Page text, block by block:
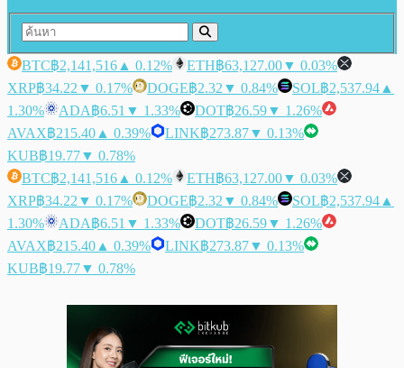
BTC฿2,141,516 ▲ 0.12% ETH฿63,127.00▼ 0.03%
XRP฿34.22 ▼ 0.17% DOGE฿2.32 ▼ 0.84% SOL฿2,537.94 ▲
1.30%
ADA฿6.51 ▼ 1.33% DOT฿26.59▼ 1.26%
AVAX฿215.40 ▲ 0.39% LINK฿273.87▼ 0.13%
KUB฿19.77▼ 0.78%
BTC฿2,141,516 ▲ 0.12% ETH฿63,127.00▼ 0.03%
XRP฿34.22 ▼ 0.17% DOGE฿2.32 ▼ 0.84% SOL฿2,537.94 ▲
1.30%
ADA฿6.51 ▼ 1.33% DOT฿26.59▼ 1.26%
AVAX฿215.40 ▲ 0.39% LINK฿273.87▼ 0.13%
KUB฿19.77▼ 0.78%